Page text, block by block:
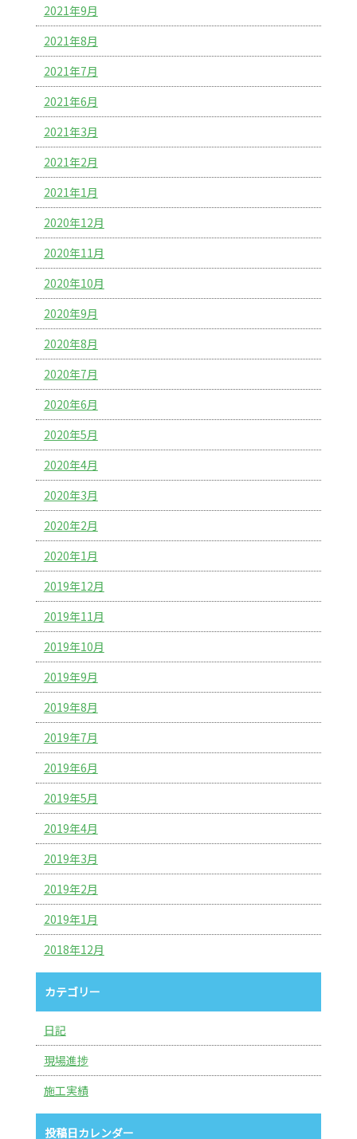
2021年9月
2021年8月
2021年7月
2021年6月
2021年3月
2021年2月
2021年1月
2020年12月
2020年11月
2020年10月
2020年9月
2020年8月
2020年7月
2020年6月
2020年5月
2020年4月
2020年3月
2020年2月
2020年1月
2019年12月
2019年11月
2019年10月
2019年9月
2019年8月
2019年7月
2019年6月
2019年5月
2019年4月
2019年3月
2019年2月
2019年1月
2018年12月
カテゴリー
日記
現場進捗
施工実績
投稿日カレンダー